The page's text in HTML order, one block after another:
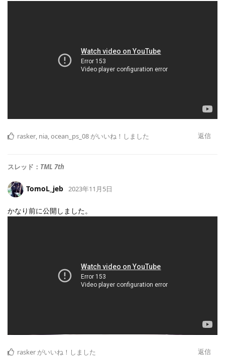
返信
rasker, nia,ocean_ps_08 がいいね！しました
スレッド： TML 7th
TomoL_jeb 2023年11月5日
かなり前に公開しました。
返信
rasker がいいね！しました